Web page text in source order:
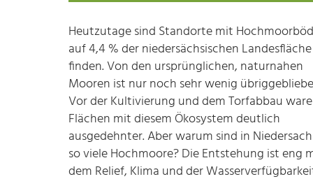
Heutzutage sind Standorte mit
auf 4,4 % der niedersächsischen
finden. Von den ursprünglichen, naturnahen
Mooren ist nur noch sehr wenig
Vor der Kultivierung und dem Torfabbau
Flächen mit diesem Ökosystem deutlich
ausgedehnter. Aber warum sind in
so viele Hochmoore? Die Entstehung ist eng
dem Relief, Klima und der